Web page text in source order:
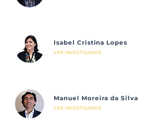
Isabel Cristina Lopes
VER INVESTIGADOR
Manuel Moreira da Silva
VER INVESTIGADOR